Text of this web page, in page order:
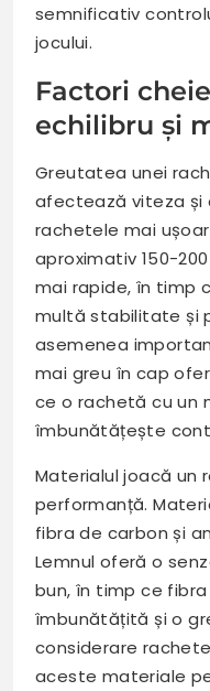
semnificativ
jocului.
Factori
echilibru și
Greutatea unei
afectează viteza și
rachetele mai
aproximativ 150-
mai rapide, în timp
multă stabilitate și
asemenea
mai greu în cap
ce o rachetă cu un
îmbunătățește
Materialul joacă un
performanță.
fibra de carbon și
Lemnul oferă o
bun, în timp ce
îmbunătățită și o
considerare
aceste materiale